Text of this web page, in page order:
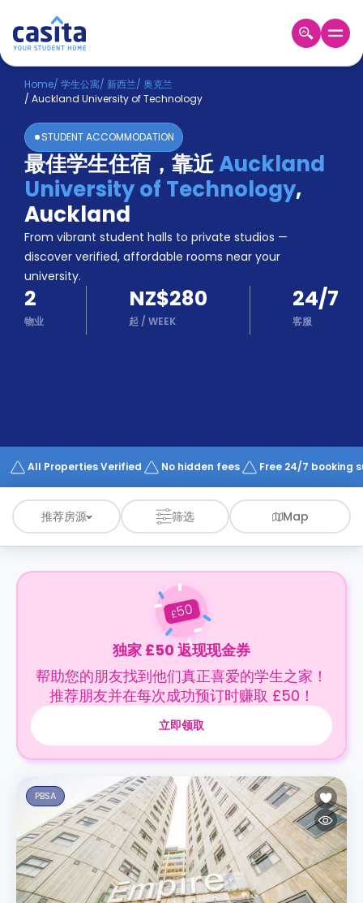
Home ZH NZD
登
入
Booking
Accommodation
About
us
Blog
Refer
And
Earn
Become
A
Partner
Help
Works
Home/ 学生公寓/ 新西兰/ 奥克兰
/ Auckland University of Technology
STUDENT ACCOMMODATION
最佳学生住宿，靠近Auckland
University of Technology,
Auckland
From vibrant student halls to private studios —
discover verified, affordable rooms near your
university.
2
物业
NZ$280
起 / WEEK
24/7
客服
All Properties Verified No hidden fees Free 24/7 booking
推荐房源 筛选 Map
£50
独家 £50 返现现金券
帮助您的朋友找到他们真正喜爱的学生之家！
推荐朋友并在每次成功预订时赚取 £50！
立即领取
PBSA